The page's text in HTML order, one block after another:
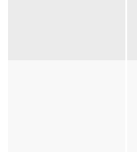
sensitif terhadap
Tahan Abrasi dan
Dirancang untuk
tangguh digunakan
Cocok untuk